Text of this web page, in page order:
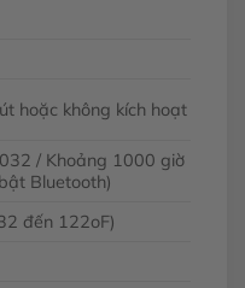
hoặc không kích hoạt
/ Khoảng 1000 giờ
Bluetooth)
đến 122oF)